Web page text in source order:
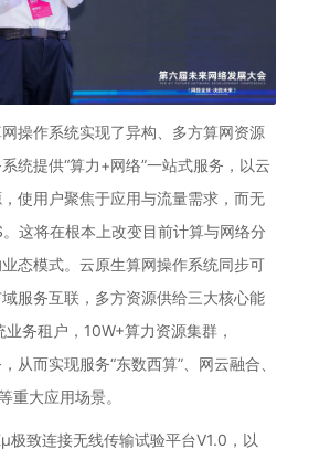
操作系统实现了异构、多方算网资源
统提供“算力+网络”一站式服务，以云
使用户聚焦于应用与流量需求，而无
这将在根本上改变目前计算与网络分
态模式。云原生算网操作系统同步可
服务互联，多方资源供给三大核心能
务租户，10W+算力资源集群，
从而实现服务“东数西算”、网云融合、
重大应用场景。
极致连接无线传输试验平台V1.0，以